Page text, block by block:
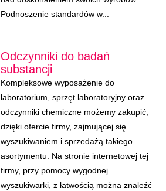
Podnoszenie standardów w...
Odczynniki do badań
substancji
Kompleksowe wyposażenie do
laboratorium, sprzęt laboratoryjny oraz
odczynniki chemiczne możemy zakupić,
dzięki ofercie firmy, zajmującej się
wyszukiwaniem i sprzedażą takiego
asortymentu. Na stronie internetowej tej
firmy, przy pomocy wygodnej
wyszukiwarki, z łatwością można znaleźć